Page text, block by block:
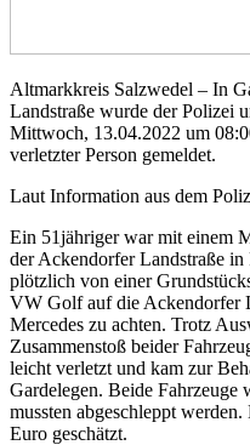
Altmarkkreis Salzwedel – In
Landstraße wurde der Polizei
Mittwoch, 13.04.2022 um
verletzter Person gemeldet.
Laut Information aus dem
Ein 51jähriger war mit einem
der Ackendorfer Landstraße
plötzlich von einer
VW Golf auf die Ackendorfer
Mercedes zu achten. Trotz
Zusammenstoß beider
leicht verletzt und kam zur
Gardelegen. Beide Fahrzeuge
mussten abgeschleppt
Euro geschätzt.